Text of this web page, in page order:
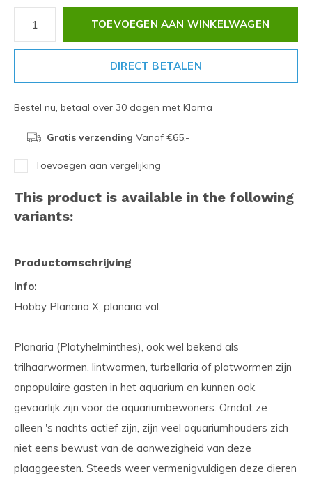
TOEVOEGEN AAN WINKELWAGEN
DIRECT BETALEN
Bestel nu, betaal over 30 dagen met Klarna
Gratis verzending Vanaf €65,-
Toevoegen aan vergelijking
This product is available in the following
variants:
Productomschrijving
Info:
Hobby Planaria X, planaria val.
Planaria (Platyhelminthes), ook wel bekend als
trilhaarwormen, lintwormen, turbellaria of platwormen zijn
onpopulaire gasten in het aquarium en kunnen ook
gevaarlijk zijn voor de aquariumbewoners. Omdat ze
alleen 's nachts actief zijn, zijn veel aquariumhouders zich
niet eens bewust van de aanwezigheid van deze
plaaggeesten. Steeds weer vermenigvuldigen deze dieren